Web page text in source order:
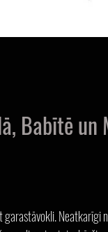
Babītē un
Neatkarīgi